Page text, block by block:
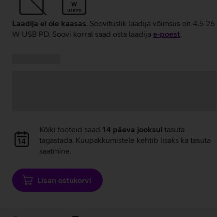
W
USB PD
Laadija ei ole kaasas. Soovituslik laadija võimsus on 4.5-26
W USB PD. Soovi korral saad osta laadija e‑poest.
Andmete
laadimine
Kõiki tooteid saad 14 päeva jooksul tasuta
tagastada. Kuupakkumistele kehtib lisaks ka tasuta
saatmine.
Lisan ostukorvi